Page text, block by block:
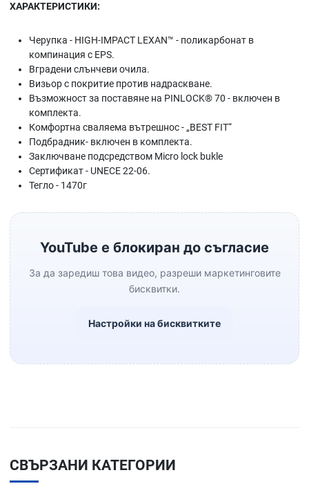
ХАРАКТЕРИСТИКИ:
Черупка - HIGH-IMPACT LEXAN™ - поликарбонат в
компинация с EPS.
Вградени слънчеви очила.
Визьор с покритие против надраскване.
Възможност за поставяне на PINLOCK® 70 - включен в
комплекта.
Комфортна сваляема вътрешнос - „BEST FIT“
Подбрадник- включен в комплекта.
Заключване подсредством Micro lock bukle
Сертификат - UNECE 22-06.
Тегло - 1470г
YouTube е блокиран до съгласие
За да заредиш това видео, разреши маркетинговите
бисквитки.
Настройки на бисквитките
СВЪРЗАНИ КАТЕГОРИИ